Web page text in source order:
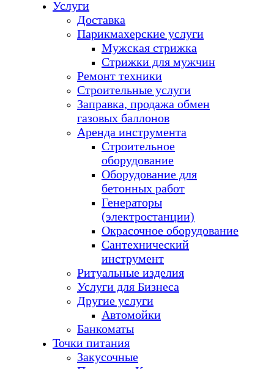
Услуги
Доставка
Парикмахерские услуги
Мужская стрижка
Стрижки для мужчин
Ремонт техники
Строительные услуги
Заправка, продажа обмен
газовых баллонов
Аренда инструмента
Строительное
оборудование
Оборудование для
бетонных работ
Генераторы
(электростанции)
Окрасочное оборудование
Сантехнический
инструмент
Ритуальные изделия
Услуги для Бизнеса
Другие услуги
Автомойки
Банкоматы
Точки питания
Закусочные